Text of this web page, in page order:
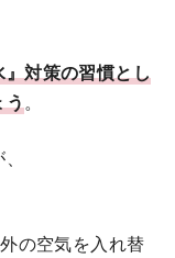
対策の習慣とし
。
の空気を入れ替